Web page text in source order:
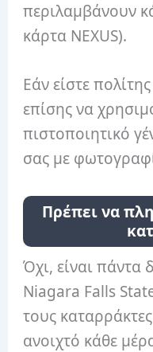
περιλαμβάνουν
κάρτα NEXUS).
Εάν είστε
επίσης να
πιστοποιητικό
σας με
Πρέπει να
Όχι, είναι πάντα
Niagara Falls
τους
ανοιχτό κάθε